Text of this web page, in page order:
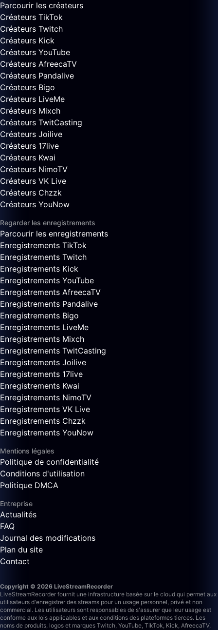
Parcourir les créateurs
Créateurs TikTok
Créateurs Twitch
Créateurs Kick
Créateurs YouTube
Créateurs AfreecaTV
Créateurs Pandalive
Créateurs Bigo
Créateurs LiveMe
Créateurs Mixch
Créateurs TwitCasting
Créateurs Joilive
Créateurs 17live
Créateurs Kwai
Créateurs NimoTV
Créateurs VK Live
Créateurs Chzzk
Créateurs YouNow
Regarder les enregistrements
Parcourir les enregistrements
Enregistrements TikTok
Enregistrements Twitch
Enregistrements Kick
Enregistrements YouTube
Enregistrements AfreecaTV
Enregistrements Pandalive
Enregistrements Bigo
Enregistrements LiveMe
Enregistrements Mixch
Enregistrements TwitCasting
Enregistrements Joilive
Enregistrements 17live
Enregistrements Kwai
Enregistrements NimoTV
Enregistrements VK Live
Enregistrements Chzzk
Enregistrements YouNow
Mentions légales
Politique de confidentialité
Conditions d'utilisation
Politique DMCA
Entreprise
Actualités
FAQ
Journal des modifications
Plan du site
Contact
Copyright © 2026 LiveStreamRecorder
LiveStreamRecorder fournit une infrastructure basée sur le cloud qui permet aux
utilisateurs d'enregistrer des streams pour un usage personnel, privé et non
commercial. Les utilisateurs sont responsables de s'assurer que leur usage est
conforme aux lois applicables et aux conditions des plateformes tierces. Les
noms de produits, logos et marques Twitch, YouTube, TikTok, Kick, AfreecaTV,